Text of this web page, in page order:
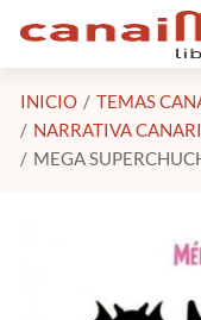
Saltar al contenido
INICIO
TEMAS
NARRATIVA
MEGA